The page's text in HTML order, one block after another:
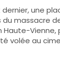
dernier, une
massacre
Haute-Vienne,
volée au